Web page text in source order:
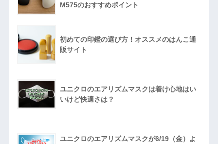
M575のおすすめポイント
初めての印鑑の選び方！オススメのはんこ通
販サイト
ユニクロのエアリズムマスクは着け心地はい
いけど快適さは？
ユニクロのエアリズムマスクが6/19（金）よ